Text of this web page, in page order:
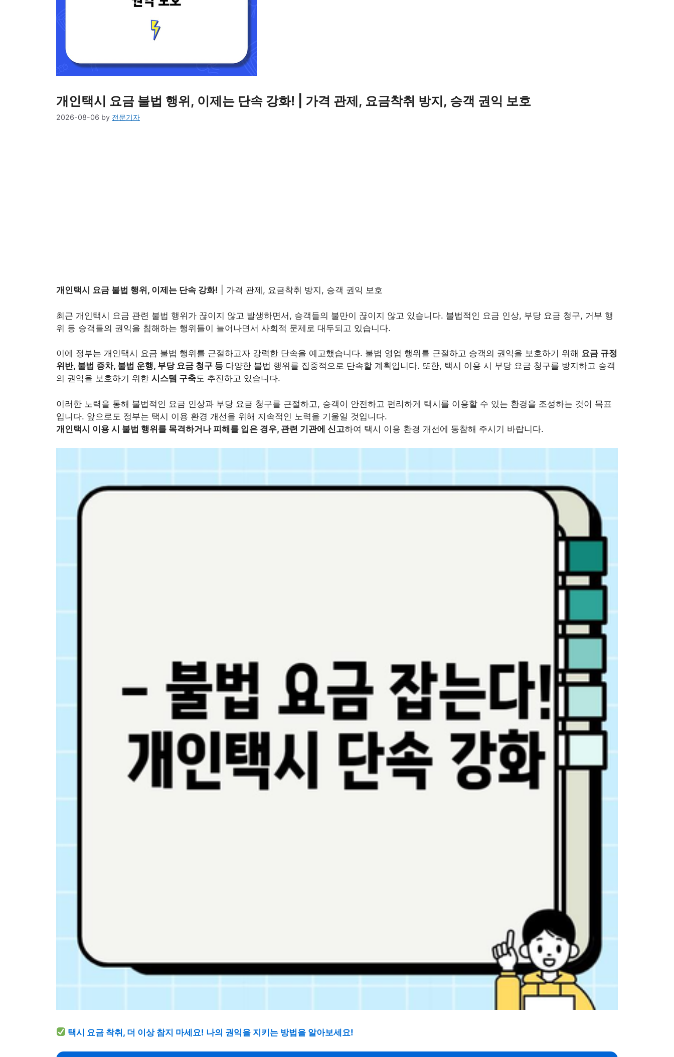
개인택시 요금 불법 행위, 이제는 단속 강화! | 가격 관제, 요금착취 방지, 승객 권익 보호
2026-08-06 by 전문기자
개인택시 요금 불법 행위, 이제는 단속 강화! | 가격 관제, 요금착취 방지, 승객 권익 보호
최근 개인택시 요금 관련 불법 행위가 끊이지 않고 발생하면서, 승객들의 불만이 끊이지 않고 있습니다. 불법적인 요금 인상, 부당 요금 청구, 거부 행
위 등 승객들의 권익을 침해하는 행위들이 늘어나면서 사회적 문제로 대두되고 있습니다.
이에 정부는 개인택시 요금 불법 행위를 근절하고자 강력한 단속을 예고했습니다. 불법 영업 행위를 근절하고 승객의 권익을 보호하기 위해 요금 규정
위반, 불법 증차, 불법 운행, 부당 요금 청구 등 다양한 불법 행위를 집중적으로 단속할 계획입니다. 또한, 택시 이용 시 부당 요금 청구를 방지하고 승객
의 권익을 보호하기 위한 시스템 구축도 추진하고 있습니다.
이러한 노력을 통해 불법적인 요금 인상과 부당 요금 청구를 근절하고, 승객이 안전하고 편리하게 택시를 이용할 수 있는 환경을 조성하는 것이 목표
입니다. 앞으로도 정부는 택시 이용 환경 개선을 위해 지속적인 노력을 기울일 것입니다.
개인택시 이용 시 불법 행위를 목격하거나 피해를 입은 경우, 관련 기관에 신고하여 택시 이용 환경 개선에 동참해 주시기 바랍니다.
택시 요금 착취, 더 이상 참지 마세요! 나의 권익을 지키는 방법을 알아보세요!